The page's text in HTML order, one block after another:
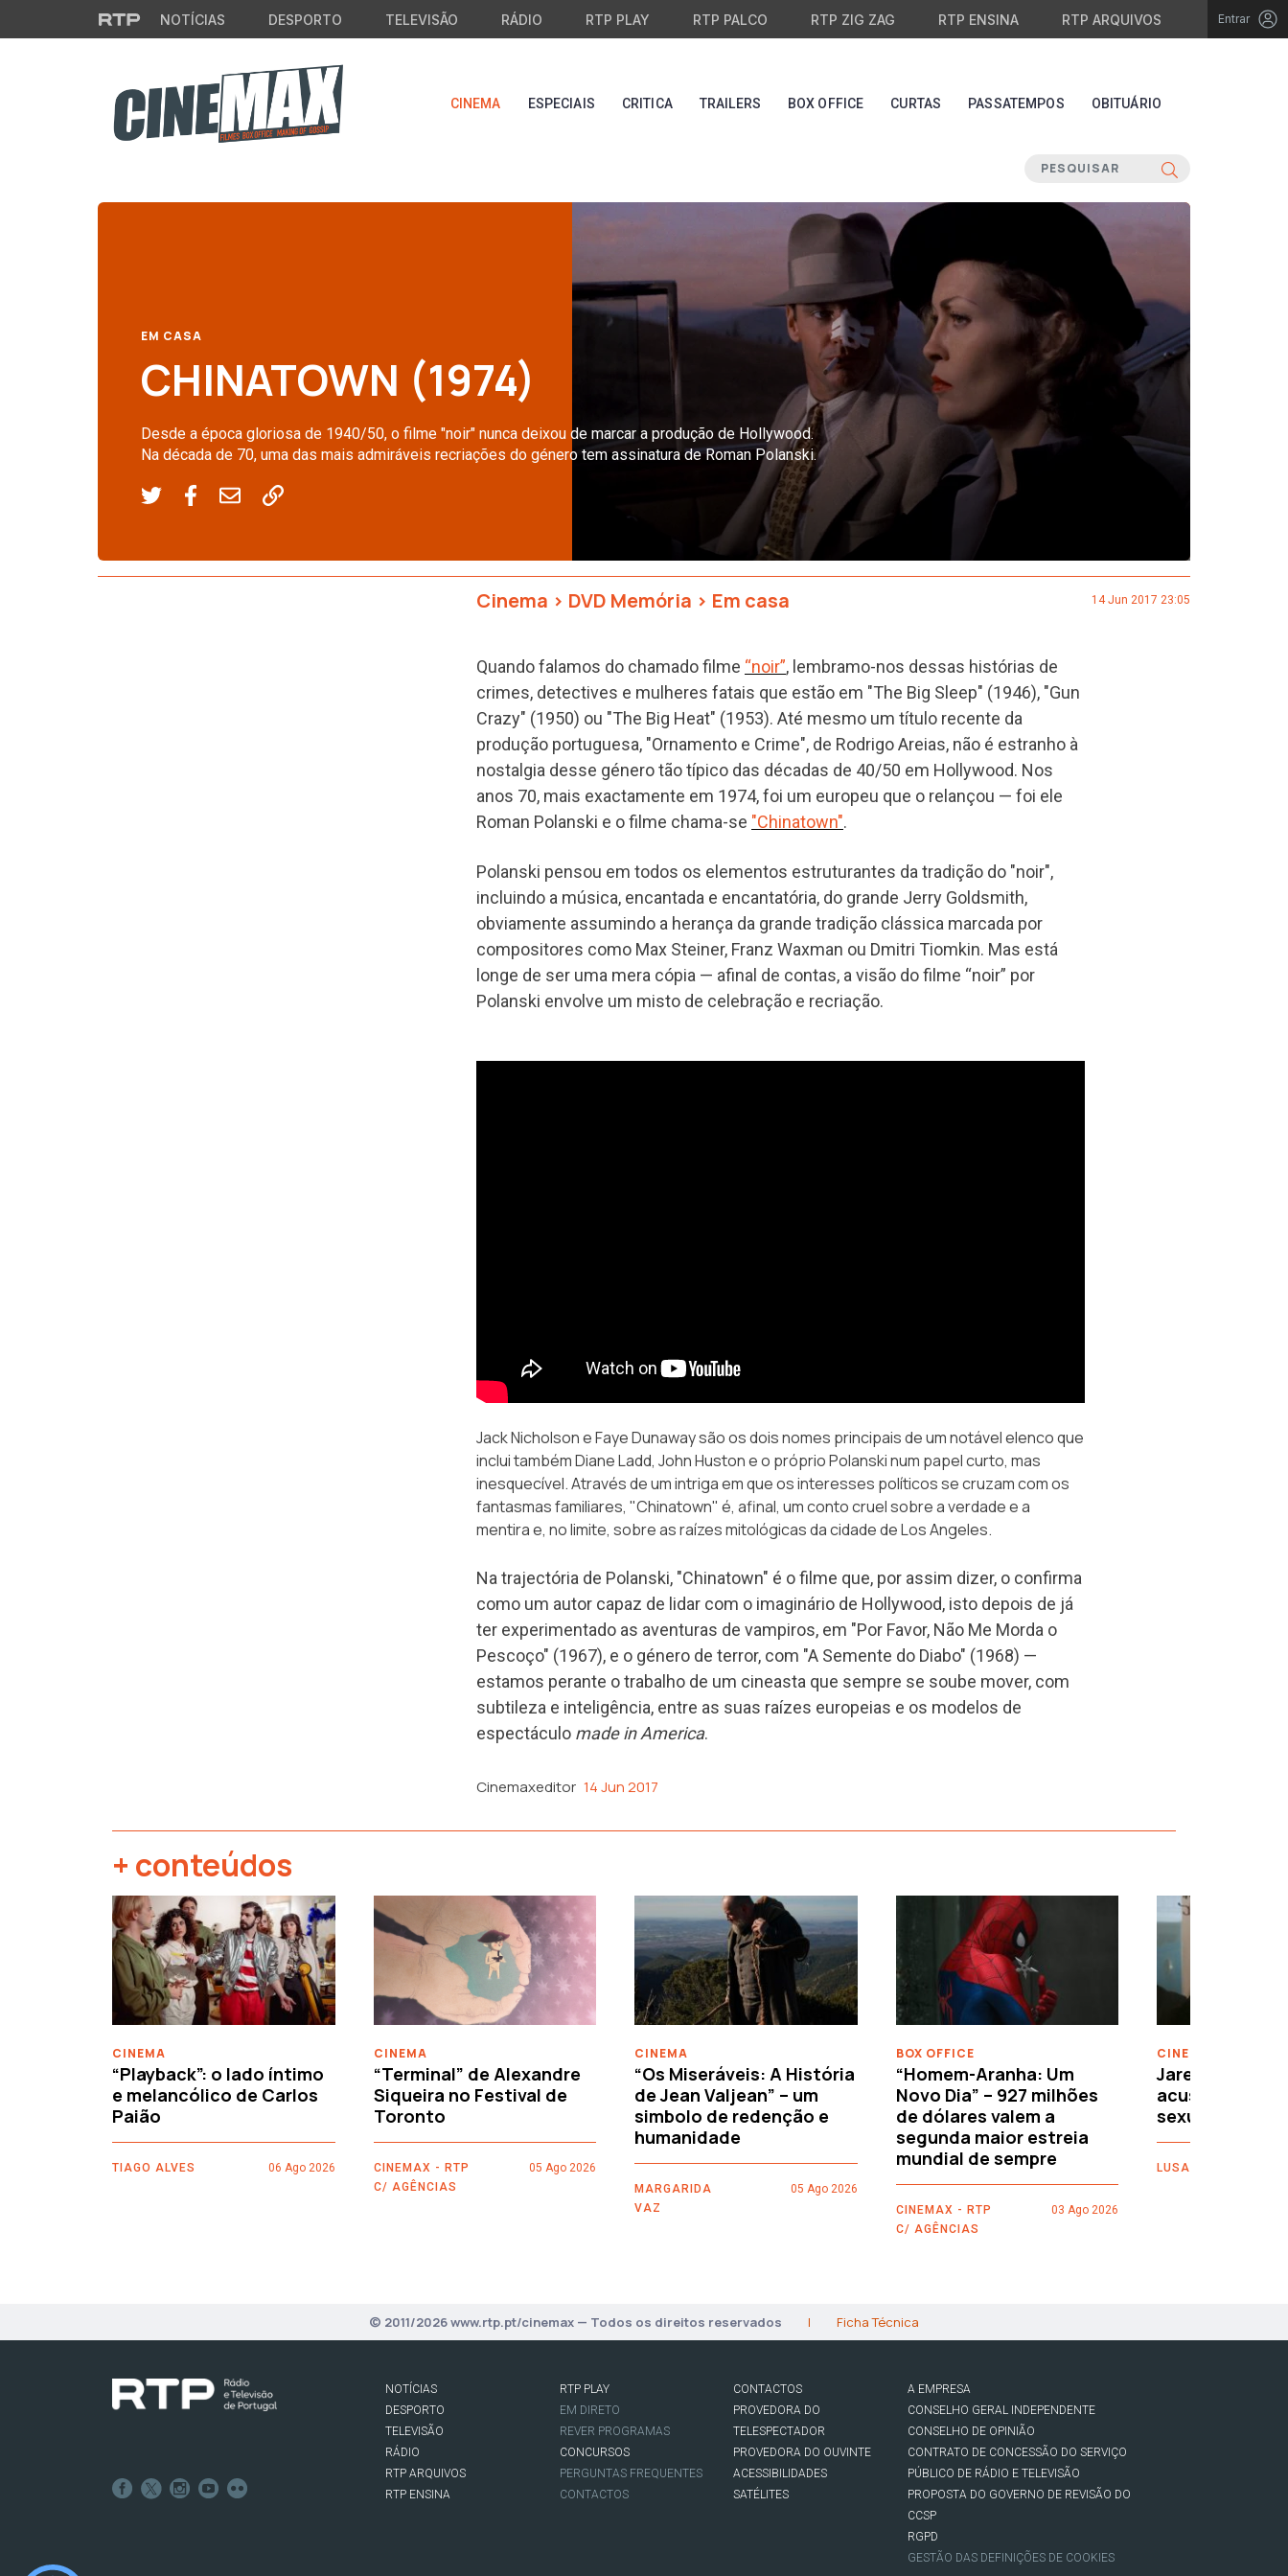
Saltar para o conteúdo principal
NOTÍCIAS DESPORTO TELEVISÃO RÁDIO RTP PLAY RTP PALCO RTP ZIG ZAG RTP ENSINA RTP ARQUIVOS Entrar
CINEMA ESPECIAIS CRITICA TRAILERS BOX OFFICE CURTAS PASSATEMPOS OBITUÁRIO
EM CASA
CHINATOWN (1974)
Desde a época gloriosa de 1940/50, o filme "noir" nunca deixou de marcar a produção de Hollywood.
Na década de 70, uma das mais admiráveis recriações do género tem assinatura de Roman Polanski.
Cinema > DVD Memória > Em casa 14 Jun 2017 23:05
Quando falamos do chamado filme “noir”, lembramo-nos dessas histórias de
crimes, detectives e mulheres fatais que estão em "The Big Sleep" (1946), "Gun
Crazy" (1950) ou "The Big Heat" (1953). Até mesmo um título recente da
produção portuguesa, "Ornamento e Crime", de Rodrigo Areias, não é estranho à
nostalgia desse género tão típico das décadas de 40/50 em Hollywood. Nos
anos 70, mais exactamente em 1974, foi um europeu que o relançou — foi ele
Roman Polanski e o filme chama-se "Chinatown".
Polanski pensou em todos os elementos estruturantes da tradição do "noir",
incluindo a música, encantada e encantatória, do grande Jerry Goldsmith,
obviamente assumindo a herança da grande tradição clássica marcada por
compositores como Max Steiner, Franz Waxman ou Dmitri Tiomkin. Mas está
longe de ser uma mera cópia — afinal de contas, a visão do filme “noir” por
Polanski envolve um misto de celebração e recriação.
Jack Nicholson e Faye Dunaway são os dois nomes principais de um notável elenco que
inclui também Diane Ladd, John Huston e o próprio Polanski num papel curto, mas
inesquecível. Através de um intriga em que os interesses políticos se cruzam com os
fantasmas familiares, "Chinatown" é, afinal, um conto cruel sobre a verdade e a
mentira e, no limite, sobre as raízes mitológicas da cidade de Los Angeles.
Na trajectória de Polanski, "Chinatown" é o filme que, por assim dizer, o confirma
como um autor capaz de lidar com o imaginário de Hollywood, isto depois de já
ter experimentado as aventuras de vampiros, em "Por Favor, Não Me Morda o
Pescoço" (1967), e o género de terror, com "A Semente do Diabo" (1968) —
estamos perante o trabalho de um cineasta que sempre se soube mover, com
subtileza e inteligência, entre as suas raízes europeias e os modelos de
espectáculo made in America.
Cinemaxeditor 14 Jun 2017
+ conteúdos
CINEMA
“Playback”: o lado íntimo
e melancólico de Carlos
Paião
TIAGO ALVES 06 Ago 2026
CINEMA
“Terminal” de Alexandre
Siqueira no Festival de
Toronto
CINEMAX - RTP
C/ AGÊNCIAS
05 Ago 2026
CINEMA
“Os Miseráveis: A História
de Jean Valjean” – um
simbolo de redenção e
humanidade
MARGARIDA
VAZ
05 Ago 2026
BOX OFFICE
“Homem-Aranha: Um
Novo Dia” – 927 milhões
de dólares valem a
segunda maior estreia
mundial de sempre
CINEMAX - RTP
C/ AGÊNCIAS
03 Ago 2026
CINEMA
Jared Leto
acusações de
sexuais
LUSA
‹
© 2011/2026 www.rtp.pt/cinemax — Todos os direitos reservados | Ficha Técnica
NOTÍCIAS
DESPORTO
TELEVISÃO
RÁDIO
RTP ARQUIVOS
RTP ENSINA
RTP PLAY
EM DIRETO
REVER PROGRAMAS
CONCURSOS
PERGUNTAS FREQUENTES
CONTACTOS
CONTACTOS
PROVEDORA DO
TELESPECTADOR
PROVEDORA DO OUVINTE
ACESSIBILIDADES
SATÉLITES
A EMPRESA
CONSELHO GERAL INDEPENDENTE
CONSELHO DE OPINIÃO
CONTRATO DE CONCESSÃO DO SERVIÇO
PÚBLICO DE RÁDIO E TELEVISÃO
PROPOSTA DO GOVERNO DE REVISÃO DO
CCSP
RGPD
GESTÃO DAS DEFINIÇÕES DE COOKIES